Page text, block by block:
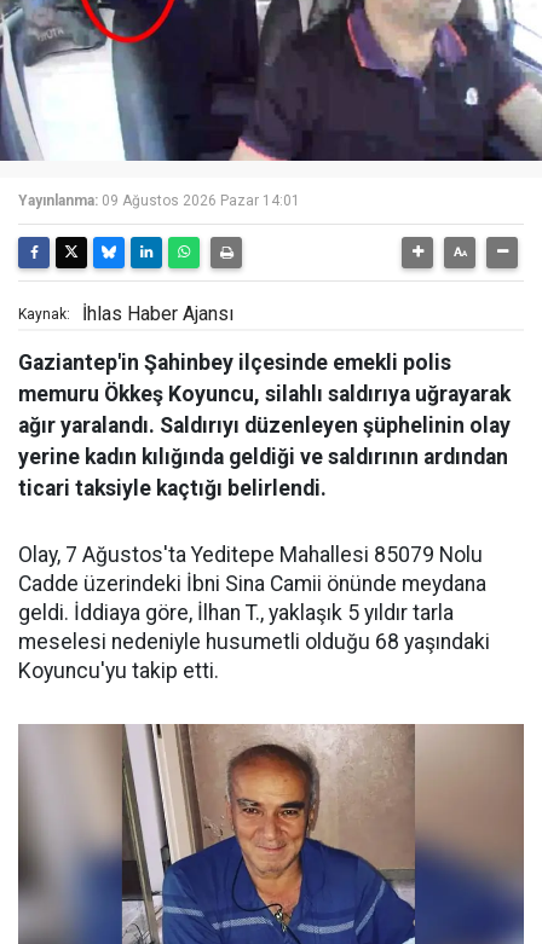
Yayınlanma: 09 Ağustos 2026 Pazar 14:01
Kaynak: İhlas Haber Ajansı
Gaziantep'in Şahinbey ilçesinde emekli polis
memuru Ökkeş Koyuncu, silahlı saldırıya uğrayarak
ağır yaralandı. Saldırıyı düzenleyen şüphelinin olay
yerine kadın kılığında geldiği ve saldırının ardından
ticari taksiyle kaçtığı belirlendi.
Olay, 7 Ağustos'ta Yeditepe Mahallesi 85079 Nolu
Cadde üzerindeki İbni Sina Camii önünde meydana
geldi. İddiaya göre, İlhan T., yaklaşık 5 yıldır tarla
meselesi nedeniyle husumetli olduğu 68 yaşındaki
Koyuncu'yu takip etti.